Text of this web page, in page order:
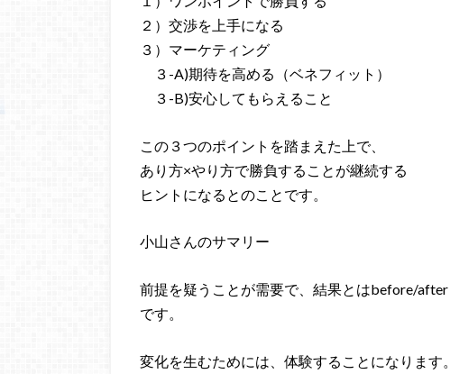
２）交渉を上手になる
３）マーケティング
３-A)期待を高める（ベネフィット）
３-B)安心してもらえること
この３つのポイントを踏まえた上で、
あり方×やり方で勝負することが継続する
ヒントになるとのことです。
小山さんのサマリー
前提を疑うことが需要で、結果とはbefore/after
です。
変化を生むためには、体験することになります。